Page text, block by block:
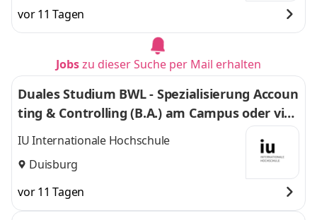
vor 11 Tagen
Jobszu dieser Suche per Mail erhalten
Duales Studium BWL - Spezialisierung Accoun
ting & Controlling (B.A.) am Campus oder virt
uell
IU Internationale Hochschule
Duisburg
vor 11 Tagen